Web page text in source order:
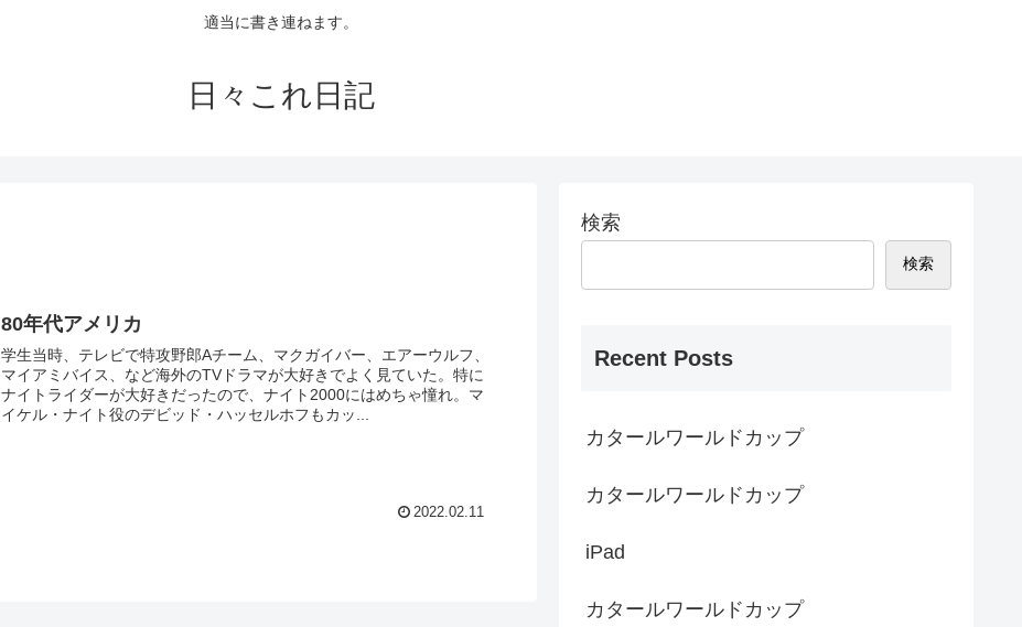
適当に書き連ねます。
日々これ日記
80年代アメリカ
学生当時、テレビで特攻野郎Aチーム、マクガイバー、エアーウルフ、
マイアミバイス、など海外のTVドラマが大好きでよく見ていた。特に
ナイトライダーが大好きだったので、ナイト2000にはめちゃ憧れ。マ
イケル・ナイト役のデビッド・ハッセルホフもカッ...
2022.02.11
検索
検索
Recent Posts
カタールワールドカップ
カタールワールドカップ
iPad
カタールワールドカップ